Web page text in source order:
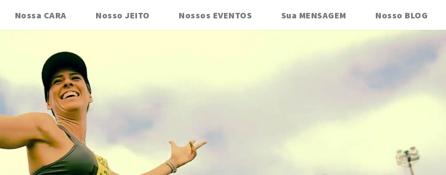
Nossa CARA Nosso JEITO Nossos EVENTOS Sua MENSAGEM Nosso BLOG